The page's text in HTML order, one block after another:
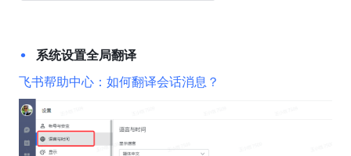
系统设置全局翻译
飞书帮助中心：如何翻译会话消息？